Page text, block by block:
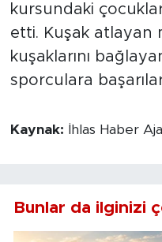
kursundaki
etti. Kuşak atlayan
kuşaklarını
sporculara
Kaynak: İhlas Haber
Bunlar da ilginizi